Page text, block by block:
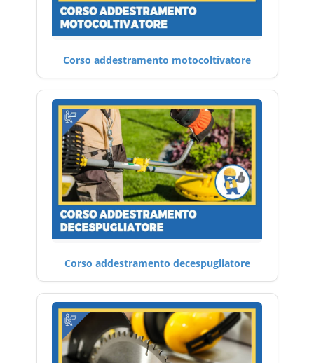
Corso addestramento motocoltivatore
Corso addestramento decespugliatore